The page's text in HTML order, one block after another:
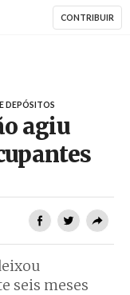
CONTRIBUIR
DEPÓSITOS
agiu
seis meses